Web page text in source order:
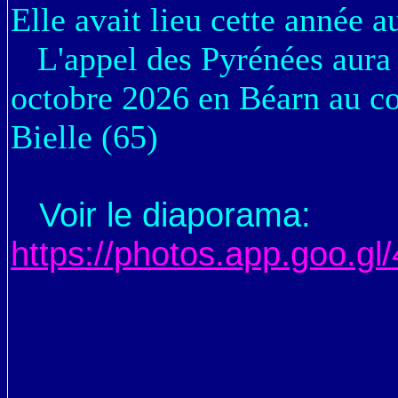
Elle avait lieu cette année
L'appel des Pyrénées
octobre 2026 en Béarn au
Bielle (65)
Voir le diaporama:
https://